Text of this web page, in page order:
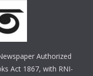
Authorized
Act 1867, with RNI-